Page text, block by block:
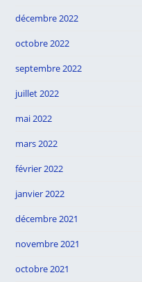
décembre 2022
octobre 2022
septembre 2022
juillet 2022
mai 2022
mars 2022
février 2022
janvier 2022
décembre 2021
novembre 2021
octobre 2021